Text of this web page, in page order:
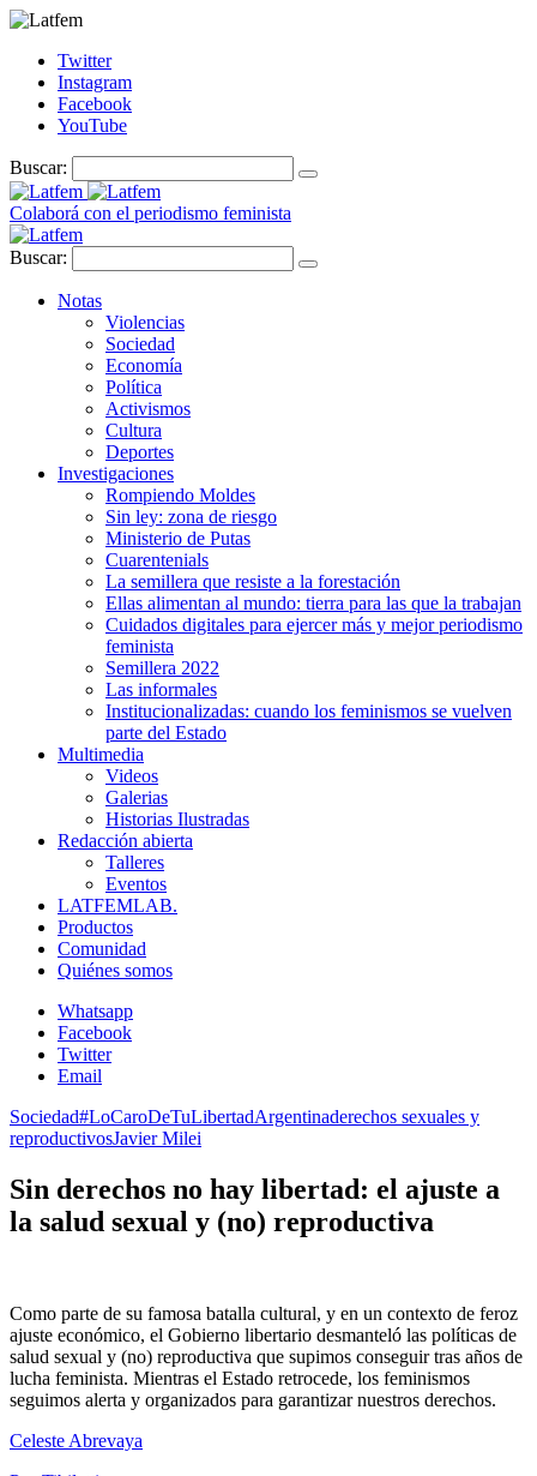
Twitter
Instagram
Facebook
YouTube
Buscar:
Colaborá con el periodismo feminista
Buscar:
Notas
Violencias
Sociedad
Economía
Política
Activismos
Cultura
Deportes
Investigaciones
Rompiendo Moldes
Sin ley: zona de riesgo
Ministerio de Putas
Cuarentenials
La semillera que resiste a la forestación
Ellas alimentan al mundo: tierra para las que la trabajan
Cuidados digitales para ejercer más y mejor periodismo
feminista
Semillera 2022
Las informales
Institucionalizadas: cuando los feminismos se vuelven
parte del Estado
Multimedia
Videos
Galerias
Historias Ilustradas
Redacción abierta
Talleres
Eventos
LATFEMLAB.
Productos
Comunidad
Quiénes somos
Whatsapp
Facebook
Twitter
Email
Sociedad#LoCaroDeTuLibertadArgentinaderechos sexuales y
reproductivosJavier Milei
Sin derechos no hay libertad: el ajuste a
la salud sexual y (no) reproductiva
Como parte de su famosa batalla cultural, y en un contexto de feroz
ajuste económico, el Gobierno libertario desmanteló las políticas de
salud sexual y (no) reproductiva que supimos conseguir tras años de
lucha feminista. Mientras el Estado retrocede, los feminismos
seguimos alerta y organizados para garantizar nuestros derechos.
Celeste Abrevaya